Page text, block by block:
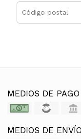
MEDIOS DE PAGO
MEDIOS DE ENVÍO